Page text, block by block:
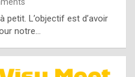
e
n
u
i
petit. L’objectif est d’avoir
notre…